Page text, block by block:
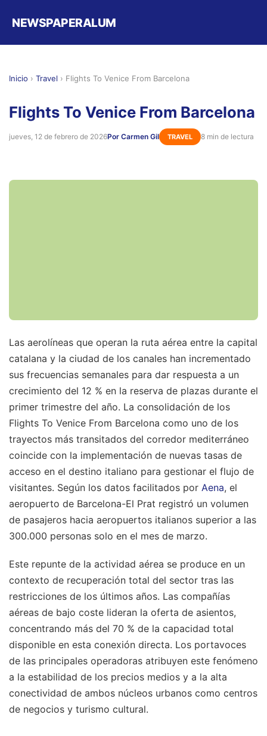
NEWSPAPERALUM
Inicio › Travel › Flights To Venice From Barcelona
Flights To Venice From Barcelona
jueves, 12 de febrero de 2026Por Carmen Gil TRAVEL 8 min de lectura
Las aerolíneas que operan la ruta aérea entre la capital
catalana y la ciudad de los canales han incrementado
sus frecuencias semanales para dar respuesta a un
crecimiento del 12 % en la reserva de plazas durante el
primer trimestre del año. La consolidación de los
Flights To Venice From Barcelona como uno de los
trayectos más transitados del corredor mediterráneo
coincide con la implementación de nuevas tasas de
acceso en el destino italiano para gestionar el flujo de
visitantes. Según los datos facilitados por Aena, el
aeropuerto de Barcelona-El Prat registró un volumen
de pasajeros hacia aeropuertos italianos superior a las
300.000 personas solo en el mes de marzo.
Este repunte de la actividad aérea se produce en un
contexto de recuperación total del sector tras las
restricciones de los últimos años. Las compañías
aéreas de bajo coste lideran la oferta de asientos,
concentrando más del 70 % de la capacidad total
disponible en esta conexión directa. Los portavoces
de las principales operadoras atribuyen este fenómeno
a la estabilidad de los precios medios y a la alta
conectividad de ambos núcleos urbanos como centros
de negocios y turismo cultural.